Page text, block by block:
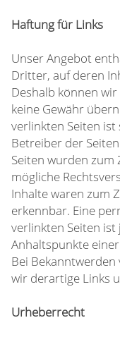
Haftung für Links
Unser Angebot
Dritter, auf deren
Deshalb können
keine Gewähr
verlinkten Seiten
Betreiber der
Seiten wurden
mögliche
Inhalte waren zum
erkennbar. Eine
verlinkten Seiten
Anhaltspunkte
Bei
wir derartige Links
Urheberrecht